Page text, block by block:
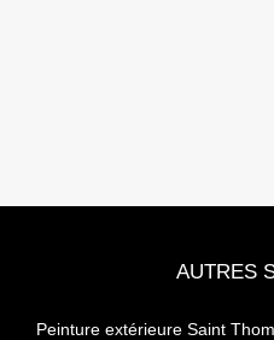
AUTRES
Peinture extérieure Saint